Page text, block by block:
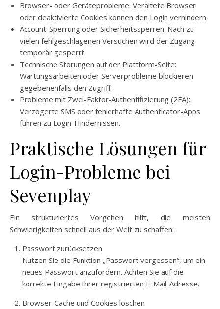
Browser- oder Geräteprobleme: Veraltete Browser
oder deaktivierte Cookies können den Login verhindern.
Account-Sperrung oder Sicherheitssperren: Nach zu
vielen fehlgeschlagenen Versuchen wird der Zugang
temporär gesperrt.
Technische Störungen auf der Plattform-Seite:
Wartungsarbeiten oder Serverprobleme blockieren
gegebenenfalls den Zugriff.
Probleme mit Zwei-Faktor-Authentifizierung (2FA):
Verzögerte SMS oder fehlerhafte Authenticator-Apps
führen zu Login-Hindernissen.
Praktische Lösungen für
Login-Probleme bei
Sevenplay
Ein strukturiertes Vorgehen hilft, die meisten
Schwierigkeiten schnell aus der Welt zu schaffen:
Passwort zurücksetzen
Nutzen Sie die Funktion „Passwort vergessen“, um ein
neues Passwort anzufordern. Achten Sie auf die
korrekte Eingabe Ihrer registrierten E-Mail-Adresse.
Browser-Cache und Cookies löschen